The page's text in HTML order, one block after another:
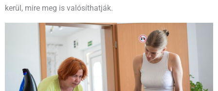
kerül, mire meg is valósíthatják.